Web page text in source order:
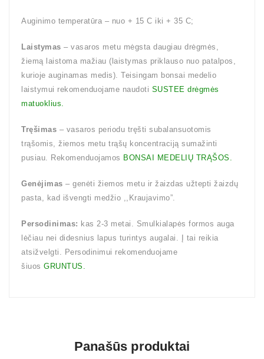
Auginimo temperatūra – nuo + 15 C iki + 35 C;
Laistymas – vasaros metu mėgsta daugiau drėgmės,
žiemą laistoma mažiau (laistymas priklauso nuo patalpos,
kurioje auginamas medis). Teisingam bonsai medelio
laistymui rekomenduojame naudoti SUSTEE drėgmės
matuoklius.
Tręšimas – vasaros periodu tręšti subalansuotomis
trąšomis, žiemos metu trąšų koncentraciją sumažinti
pusiau. Rekomenduojamos BONSAI MEDELIŲ TRĄŠOS.
Genėjimas – genėti žiemos metu ir žaizdas užtepti žaizdų
pasta, kad išvengti medžio ,,Kraujavimo”.
Persodinimas: kas 2-3 metai. Smulkialapės formos auga
lėčiau nei didesnius lapus turintys augalai. Į tai reikia
atsižvelgti. Persodinimui rekomenduojame
šiuos GRUNTUS.
Panašūs produktai